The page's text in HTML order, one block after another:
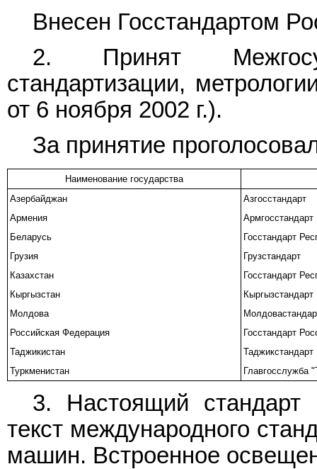
Внесен Госстандартом
2. Принят
стандартизации,
от 6 ноября 2002 г.).
За принятие
Наименование государства
Азербайджан
Азгосстандарт
Армения
Армгосстандарт
Беларусь
Госстандарт
Грузия
Грузстандарт
Казахстан
Госстандарт
Кыргызстан
Кыргызстандарт
Молдова
Российская Федерация
Госстандарт
Таджикистан
Таджикстандарт
Туркменистан
Главгосслужба
3. Настоящий стандарт
текст международного
машин. Встроенное